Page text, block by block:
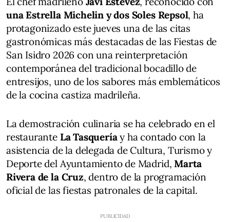
una Estrella Michelin y dos Soles Repsol, ha
protagonizado este jueves una de las citas
gastronómicas más destacadas de las Fiestas de
San Isidro 2026 con una reinterpretación
contemporánea del tradicional bocadillo de
entresijos, uno de los sabores más emblemáticos
de la cocina castiza madrileña.
La demostración culinaria se ha celebrado en el
restaurante La Tasqueríay ha contado con la
asistencia de la delegada de Cultura, Turismo y
Deporte del Ayuntamiento de Madrid, Marta
Rivera de la Cruz, dentro de la programación
oficial de las fiestas patronales de la capital.